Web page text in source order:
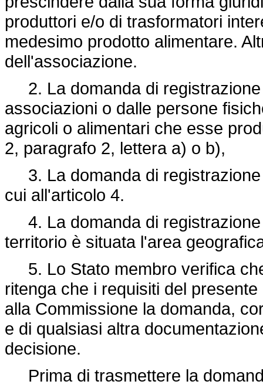
produttori e/o di trasformatori
medesimo prodotto alimentare.
dell'associazione.
2. La domanda di
associazioni o dalle persone
agricoli o alimentari che esse
2, paragrafo 2, lettera a) o b),
3. La domanda di registrazione
cui all'articolo 4.
4. La domanda di registrazione
territorio è situata l'area
5. Lo Stato membro verifica
ritenga che i requisiti del
alla Commissione la domanda,
e di qualsiasi altra
decisione.
Prima di trasmettere la